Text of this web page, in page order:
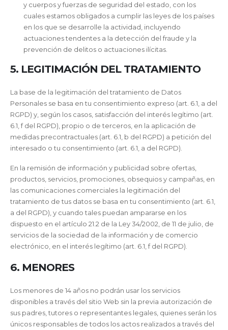
y cuerpos y fuerzas de seguridad del estado, con los
cuales estamos obligados a cumplir las leyes de los países
en los que se desarrolle la actividad, incluyendo
actuaciones tendentes a la detección del fraude y la
prevención de delitos o actuaciones ilícitas.
5. LEGITIMACIÓN DEL TRATAMIENTO
La base de la legitimación del tratamiento de Datos
Personales se basa en tu consentimiento expreso (art. 6.1, a del
RGPD) y, según los casos, satisfacción del interés legítimo (art.
6.1, f del RGPD), propio o de terceros, en la aplicación de
medidas precontractuales (art. 6.1, b del RGPD) a petición del
interesado o tu consentimiento (art. 6.1, a del RGPD).
En la remisión de información y publicidad sobre ofertas,
productos, servicios, promociones, obsequios y campañas, en
las comunicaciones comerciales la legitimación del
tratamiento de tus datos se basa en tu consentimiento (art. 6.1,
a del RGPD), y cuando tales puedan ampararse en los
dispuesto en el artículo 21.2 de la Ley 34/2002, de 11 de julio, de
servicios de la sociedad de la información y de comercio
electrónico, en el interés legítimo (art. 6.1, f del RGPD).
6. MENORES
Los menores de 14 años no podrán usar los servicios
disponibles a través del sitio Web sin la previa autorización de
sus padres, tutores o representantes legales, quienes serán los
únicos responsables de todos los actos realizados a través del